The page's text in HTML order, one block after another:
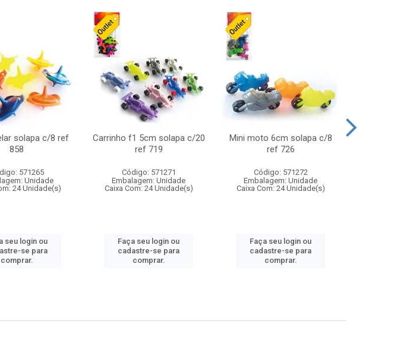
solapa c/8 ref
858
571265
Unidade
24 Unidade(s)
seu login ou
se para
comprar.
Carrinho f1 5cm solapa c/20
ref 719
Código: 571271
Embalagem: Unidade
Caixa Com: 24 Unidade(s)
Faça seu login ou
cadastre-se para
comprar.
Mini moto 6cm solapa c/8
ref 726
Código: 571272
Embalagem: Unidade
Caixa Com: 24 Unidade(s)
Faça seu login ou
cadastre-se para
comprar.